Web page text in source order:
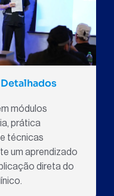
módulos
prática
técnicas
um aprendizado
direta do